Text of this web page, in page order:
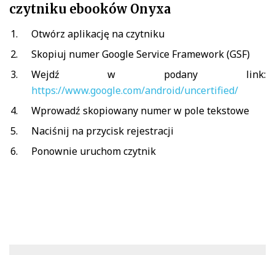
czytniku ebooków Onyxa
Otwórz aplikację na czytniku
Skopiuj numer Google Service Framework (GSF)
Wejdź w podany link:
https://www.google.com/android/uncertified/
Wprowadź skopiowany numer w pole tekstowe
Naciśnij na przycisk rejestracji
Ponownie uruchom czytnik